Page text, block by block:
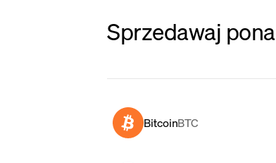
Sprzedawaj
BitcoinBTC